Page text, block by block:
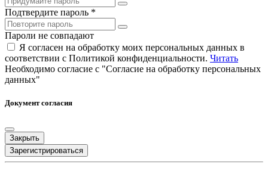
Подтвердите пароль *
Пароли не совпадают
Я согласен на обработку моих персональных данных в
соответствии с Политикой конфиденциальности. Читать
Необходимо согласие с "Согласие на обработку персональных
данных"
Документ согласия
Закрыть
Зарегистрироваться